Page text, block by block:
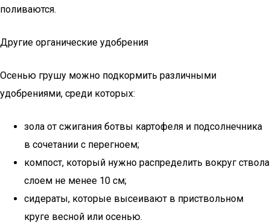
поливаются.
Другие органические удобрения
Осенью грушу можно подкормить различными
удобрениями, среди которых:
зола от сжигания ботвы картофеля и подсолнечника
в сочетании с перегноем;
компост, который нужно распределить вокруг ствола
слоем не менее 10 см;
сидераты, которые высеивают в приствольном
круге весной или осенью.